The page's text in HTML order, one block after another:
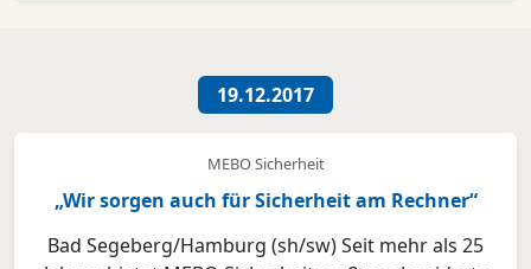
19.12.2017
MEBO Sicherheit
„Wir sorgen auch für Sicherheit am Rechner“
Bad Segeberg/Hamburg (sh/sw) Seit mehr als 25